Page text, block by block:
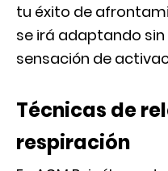
tu éxito de
se irá adaptando
sensación de
Técnicas de
respiración